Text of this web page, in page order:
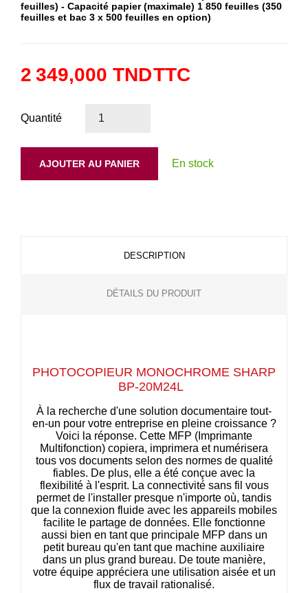
feuilles) - Capacité papier (maximale) 1 850 feuilles (350
feuilles et bac 3 x 500 feuilles en option)
2 349,000 TNDTTC
Quantité
AJOUTER AU PANIER En stock
DESCRIPTION
DÉTAILS DU PRODUIT
PHOTOCOPIEUR MONOCHROME SHARP
BP-20M24L
À la recherche d'une solution documentaire tout-
en-un pour votre entreprise en pleine croissance ?
Voici la réponse. Cette MFP (Imprimante
Multifonction) copiera, imprimera et numérisera
tous vos documents selon des normes de qualité
fiables. De plus, elle a été conçue avec la
flexibilité à l'esprit. La connectivité sans fil vous
permet de l'installer presque n'importe où, tandis
que la connexion fluide avec les appareils mobiles
facilite le partage de données. Elle fonctionne
aussi bien en tant que principale MFP dans un
petit bureau qu'en tant que machine auxiliaire
dans un plus grand bureau. De toute manière,
votre équipe appréciera une utilisation aisée et un
flux de travail rationalisé.